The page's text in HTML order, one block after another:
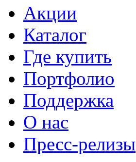
Акции
Каталог
Где купить
Портфолио
Поддержка
О нас
Пресс-релизы